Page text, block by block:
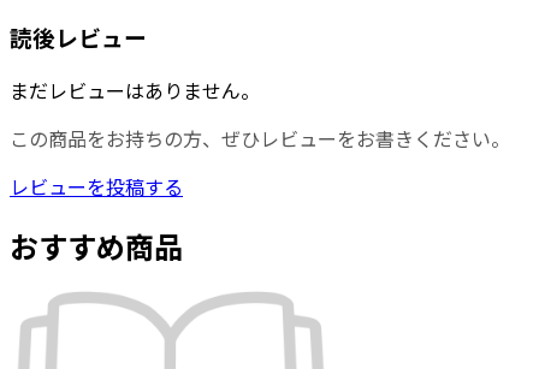
読後レビュー
まだレビューはありません。
この商品をお持ちの方、ぜひレビューをお書きください。
レビューを投稿する
おすすめ商品